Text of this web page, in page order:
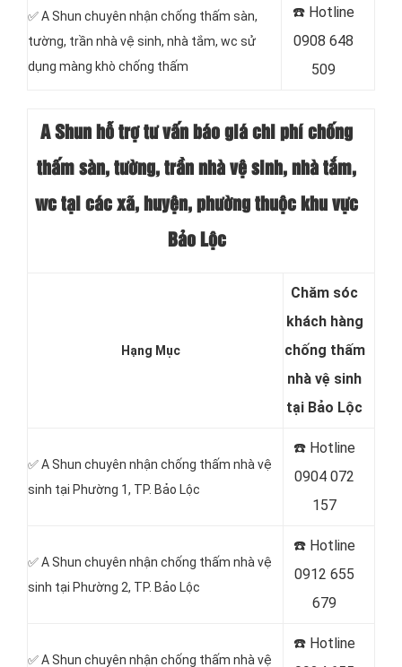
✅ A Shun chuyên nhận chống thấm sàn,
tường, trần nhà vệ sinh, nhà tắm, wc sử
dụng màng khò chống thấm
☎️ Hotline
0908 648
509
A Shun hỗ trợ tư vấn báo giá chi phí chống
thấm sàn, tường, trần nhà vệ sinh, nhà tắm,
wc tại các xã, huyện, phường thuộc khu vực
Bảo Lộc
Hạng Mục
Chăm sóc
khách hàng
chống thấm
nhà vệ sinh
tại Bảo Lộc
✅ A Shun chuyên nhận chống thấm nhà vệ
sinh tại Phường 1, TP. Bảo Lộc
☎️ Hotline
0904 072
157
✅ A Shun chuyên nhận chống thấm nhà vệ
sinh tại Phường 2, TP. Bảo Lộc
☎️ Hotline
0912 655
679
✅ A Shun chuyên nhận chống thấm nhà vệ
☎️ Hotline